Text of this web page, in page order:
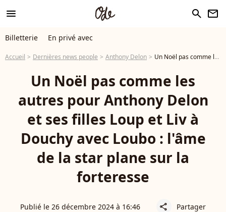
menu search newsletter
Billetterie En privé avec
Accueil Dernières news people Anthony Delon Un Noël pas comme les autres pour Anthony Delon et ses filles Loup et Liv à Douchy avec Loubo : l'âme de la star plane sur la forteresse
Un Noël pas comme les
autres pour Anthony Delon
et ses filles Loup et Liv à
Douchy avec Loubo : l'âme
de la star plane sur la
forteresse
Publié le 26 décembre 2024 à 16:46 share Partager